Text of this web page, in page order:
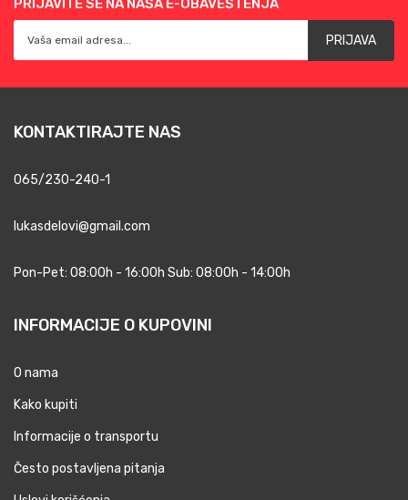
PRIJAVITE SE NA NAŠA E-OBAVEŠTENJA
PRIJAVA
KONTAKTIRAJTE NAS
065/230-240-1
lukasdelovi@gmail.com
Pon-Pet: 08:00h - 16:00h Sub: 08:00h - 14:00h
INFORMACIJE O KUPOVINI
O nama
Kako kupiti
Informacije o transportu
Često postavljena pitanja